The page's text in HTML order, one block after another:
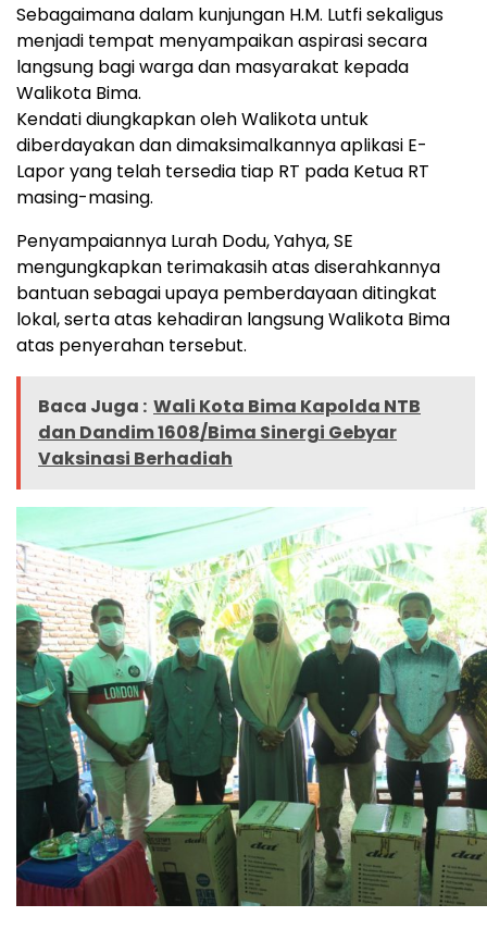
Sebagaimana dalam kunjungan H.M. Lutfi sekaligus
menjadi tempat menyampaikan aspirasi secara
langsung bagi warga dan masyarakat kepada
Walikota Bima.
Kendati diungkapkan oleh Walikota untuk
diberdayakan dan dimaksimalkannya aplikasi E-
Lapor yang telah tersedia tiap RT pada Ketua RT
masing-masing.
Penyampaiannya Lurah Dodu, Yahya, SE
mengungkapkan terimakasih atas diserahkannya
bantuan sebagai upaya pemberdayaan ditingkat
lokal, serta atas kehadiran langsung Walikota Bima
atas penyerahan tersebut.
Baca Juga : Wali Kota Bima Kapolda NTB
dan Dandim 1608/Bima Sinergi Gebyar
Vaksinasi Berhadiah